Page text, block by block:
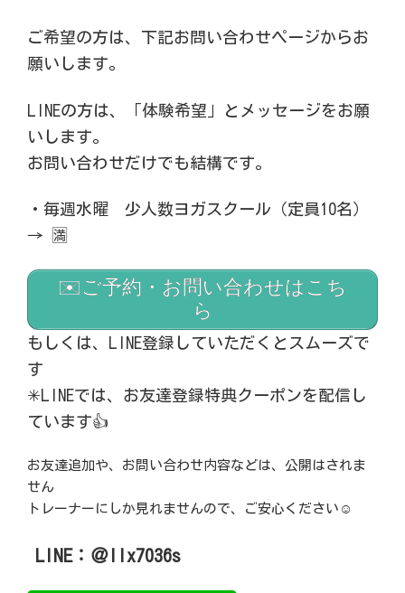
ご希望の方は、下記お問い合わせページからお
願いします。
LINEの方は、「体験希望」とメッセージをお願
いします。
お問い合わせだけでも結構です。
・毎週水曜 少人数ヨガスクール（定員10名）
→ 🈵
✉️ご予約・お問い合わせはこち
ら
もしくは、LINE登録していただくとスムーズで
す
✳︎LINEでは、お友達登録特典クーポンを配信し
ています👍
お友達追加や、お問い合わせ内容などは、公開はされま
せん
トレーナーにしか見れませんので、ご安心ください ☺️
LINE：＠llx7036s